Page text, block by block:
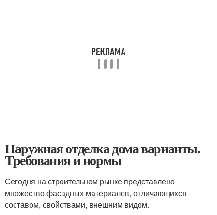
Наружная отделка дома варианты.
Требования и нормы
Сегодня на строительном рынке представлено
множество фасадных материалов, отличающихся
составом, свойствами, внешним видом.